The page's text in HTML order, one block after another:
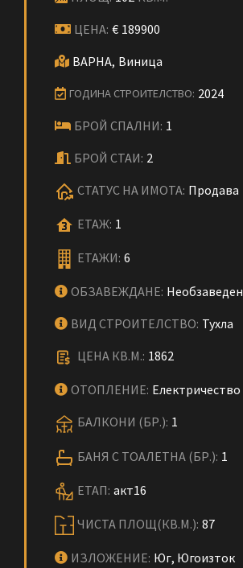
ЦЕНА: € 189900
ВАРНА, Виница
ГОДИНА СТРОИТЕЛСТВО: 2024
БРОЙ СПАЛНИ: 1
БРОЙ СТАИ: 2
СТАТУС НА ИМОТА: Продава
ЕТАЖ: 1
ЕТАЖИ: 6
ОБЗАВЕЖДАНЕ: Необзаведен
ВИД СТРОИТЕЛСТВО: Тухла
ЦЕНА КВ.М.: 1862
ОТОПЛЕНИЕ: Електричество
БАЛКОНИ (БР.): 1
БАНЯ С ТОАЛЕТНА (БР.): 1
ЕТАП: акт16
ЧИСТА ПЛОЩ(КВ.М.): 87
ИЗЛОЖЕНИЕ: Юг, Югоизток